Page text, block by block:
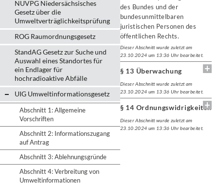
NUVPG Niedersächsisches
Gesetz über die
Umweltverträglichkeitsprüfung
ROG Raumordnungsgesetz
StandAG Gesetz zur Suche und
Auswahl eines Standortes für
ein Endlager für
hochradioaktive Abfälle
UIG Umweltinformationsgesetz
Abschnitt 1: Allgemeine
Vorschriften
Abschnitt 2: Informationszugang
auf Antrag
Abschnitt 3: Ablehnungsgründe
Abschnitt 4: Verbreitung von
Umweltinformationen
des Bundes und der
bundesunmittelbaren
juristischen Personen des
öffentlichen Rechts.
Dieser Abschnitt wurde zuletzt am
23.10.2024 um 13:36 Uhr bearbeitet.
§ 13 Überwachung
Dieser Abschnitt wurde zuletzt am
23.10.2024 um 13:36 Uhr bearbeitet.
§ 14 Ordnungswidrigkeiten
Dieser Abschnitt wurde zuletzt am
23.10.2024 um 13:36 Uhr bearbeitet.